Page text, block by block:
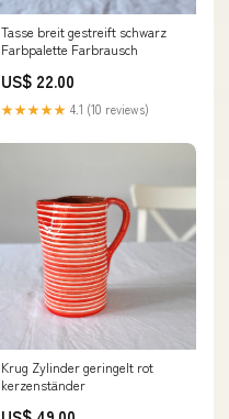
Tasse breit gestreift schwarz
Farbpalette Farbrausch
US$ 22.00
★★★★★ 4.1 (10 reviews)
Krug Zylinder geringelt rot
kerzenständer